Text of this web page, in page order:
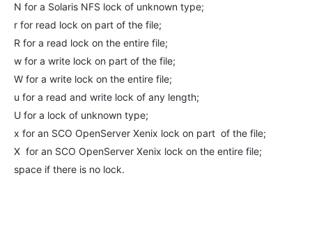
N for a Solaris NFS lock of unknown type;
r for read lock on part of the file;
R for a read lock on the entire file;
w for a write lock on part of the file;
W for a write lock on the entire file;
u for a read and write lock of any length;
U for a lock of unknown type;
x for an SCO OpenServer Xenix lock on part of the file;
X for an SCO OpenServer Xenix lock on the entire file;
space if there is no lock.